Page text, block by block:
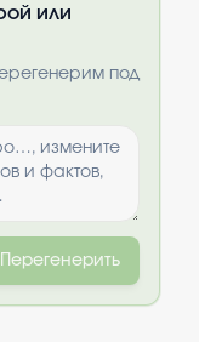
или
под
Перегенерить